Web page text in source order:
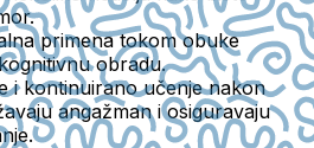
primena tokom obuke
obradu.
i kontinuirano učenje nakon
angažman i osiguravaju